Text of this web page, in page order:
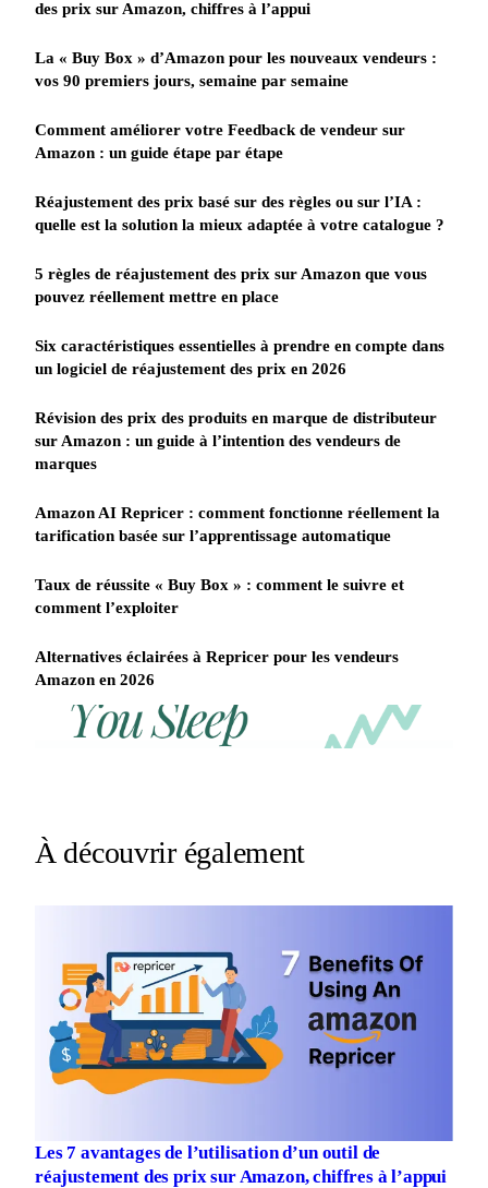
des prix sur Amazon, chiffres à l’appui
La « Buy Box » d’Amazon pour les nouveaux vendeurs :
vos 90 premiers jours, semaine par semaine
Comment améliorer votre Feedback de vendeur sur
Amazon : un guide étape par étape
Réajustement des prix basé sur des règles ou sur l’IA :
quelle est la solution la mieux adaptée à votre catalogue ?
5 règles de réajustement des prix sur Amazon que vous
pouvez réellement mettre en place
Six caractéristiques essentielles à prendre en compte dans
un logiciel de réajustement des prix en 2026
Révision des prix des produits en marque de distributeur
sur Amazon : un guide à l’intention des vendeurs de
marques
Amazon AI Repricer : comment fonctionne réellement la
tarification basée sur l’apprentissage automatique
Taux de réussite « Buy Box » : comment le suivre et
comment l’exploiter
Alternatives éclairées à Repricer pour les vendeurs
Amazon en 2026
REPRICER
Win
while
you
Your
Repricer.com
seconds.
À découvrir également
Les 7 avantages de l’utilisation d’un outil de
réajustement des prix sur Amazon, chiffres à l’appui